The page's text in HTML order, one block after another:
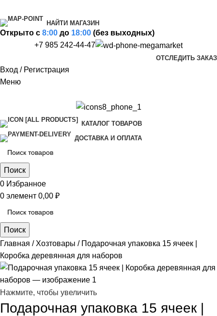
НАЙТИ МАГАЗИН
Открыто c 8:00 до 18:00 (без выходных)
+7 985 242-44-47
ОТСЛЕДИТЬ ЗАКАЗ
Вход / Регистрация
Меню
КАТАЛОГ ТОВАРОВ
ДОСТАВКА И ОПЛАТА
Поиск
0 Избранное
0 элемент 0,00 ₽
Поиск
Главная
Хозтовары
Подарочная упаковка 15 ячеек |
Коробка деревянная для наборов
Нажмите, чтобы увеличить
Подарочная упаковка 15 ячеек |